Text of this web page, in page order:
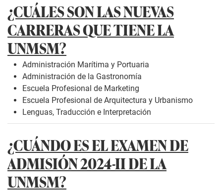
¿CUÁLES SON LAS NUEVAS
CARRERAS QUE TIENE LA
UNMSM?
Administración Marítima y Portuaria
Administración de la Gastronomía
Escuela Profesional de Marketing
Escuela Profesional de Arquitectura y Urbanismo
Lenguas, Traducción e Interpretación
¿CUÁNDO ES EL EXAMEN DE
ADMISIÓN 2024-II DE LA
UNMSM?